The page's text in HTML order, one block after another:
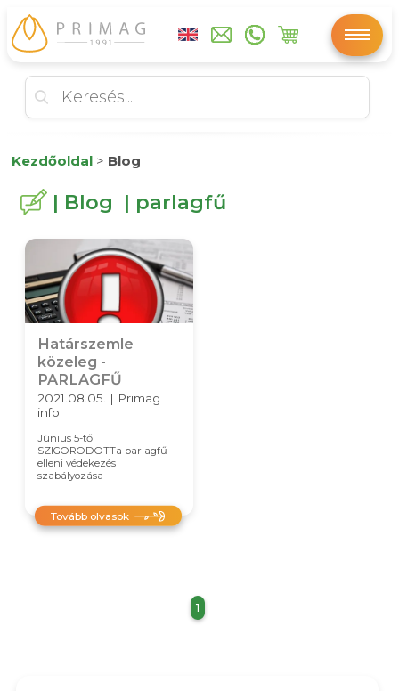
Kezdőoldal > Blog
| Blog | parlagfű
Határszemle
közeleg -
PARLAGFŰ
2021.08.05. | Primag
info
Június 5-től
SZIGORODOTTa parlagfű
elleni védekezés
szabályozása
Tovább olvasok
1